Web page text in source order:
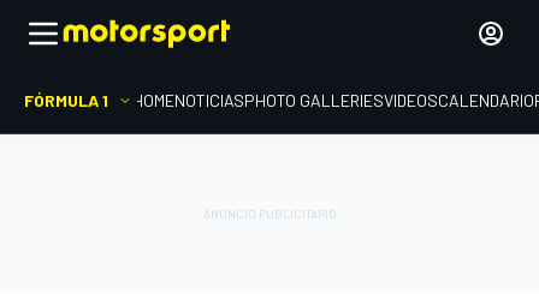
FÓRMULA 1 HOMENOTICIASPHOTO GALLERIESVIDEOSCALENDARIO